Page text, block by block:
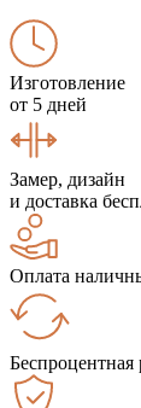
Изготовление
от 5 дней
Замер, дизайн
и доставка
Оплата
Беспроцентная